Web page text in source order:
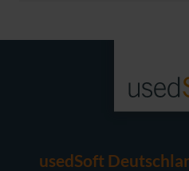
usedSoft